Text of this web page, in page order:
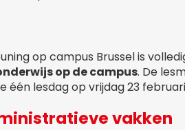
op campus Brussel is
op de campus. De
één lesdag op vrijdag 23
vakken